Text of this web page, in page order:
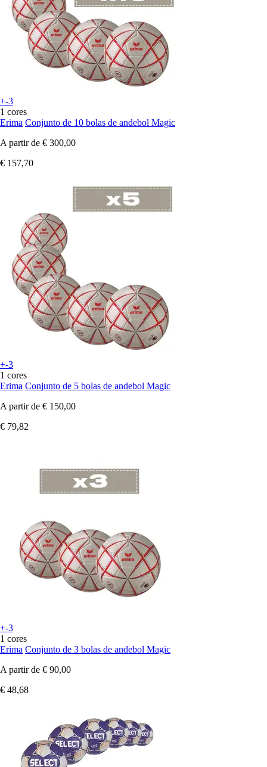
+-3
1 cores
Erima Conjunto de 10 bolas de andebol Magic
A partir de € 300,00
€ 157,70
+-3
1 cores
Erima Conjunto de 5 bolas de andebol Magic
A partir de € 150,00
€ 79,82
+-3
1 cores
Erima Conjunto de 3 bolas de andebol Magic
A partir de € 90,00
€ 48,68